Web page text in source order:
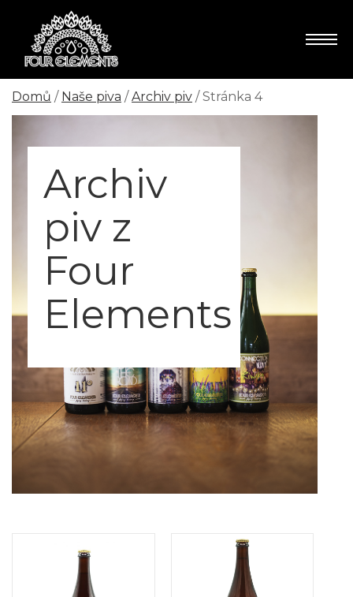
Domů / Naše piva /Archiv piv / Stránka 4
Archiv
piv z
Four
Elements